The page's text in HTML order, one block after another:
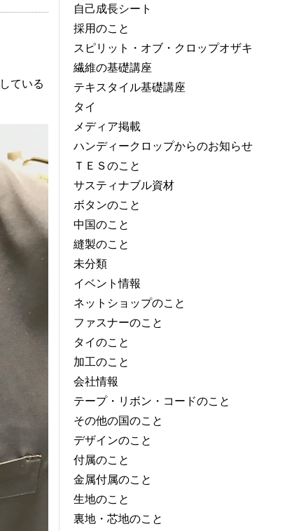
している
自己成長シート
採用のこと
スピリット・オブ・クロップオザキ
繊維の基礎講座
テキスタイル基礎講座
タイ
メディア掲載
ハンディークロップからのお知らせ
ＴＥＳのこと
サスティナブル資材
ボタンのこと
中国のこと
縫製のこと
未分類
イベント情報
ネットショップのこと
ファスナーのこと
タイのこと
加工のこと
会社情報
テープ・リボン・コードのこと
その他の国のこと
デザインのこと
付属のこと
金属付属のこと
生地のこと
裏地・芯地のこと